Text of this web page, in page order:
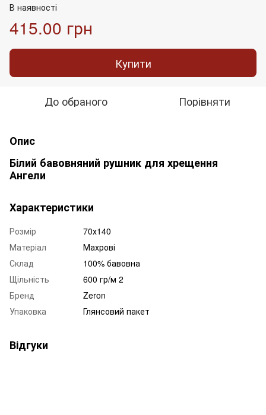
В наявності
415.00 грн
Купити
До обраного Порівняти
Опис
Білий бавовняний рушник для хрещення
Ангели
Характеристики
Розмір
70х140
Матеріал
Махрові
Склад
100% бавовна
Щільність
600 гр/м 2
Бренд
Zeron
Упаковка
Глянсовий пакет
Відгуки